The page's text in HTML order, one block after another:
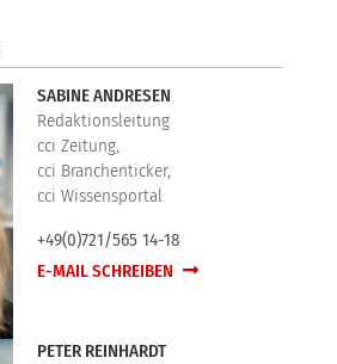
SABINE ANDRESEN
Redaktionsleitung
cci Zeitung,
cci Branchenticker,
cci Wissensportal
+49(0)721/565 14-18
E-MAIL SCHREIBEN
PETER REINHARDT